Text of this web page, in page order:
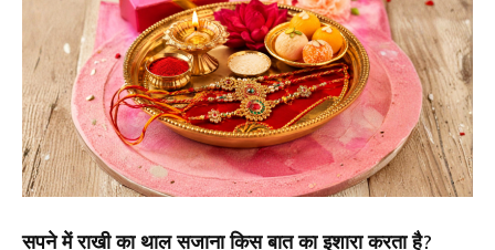
सपने में राखी का थाल सजाना किस बात का इशारा करता है?